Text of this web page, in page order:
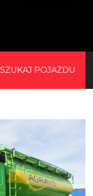
SZUKAJ POJAZDU